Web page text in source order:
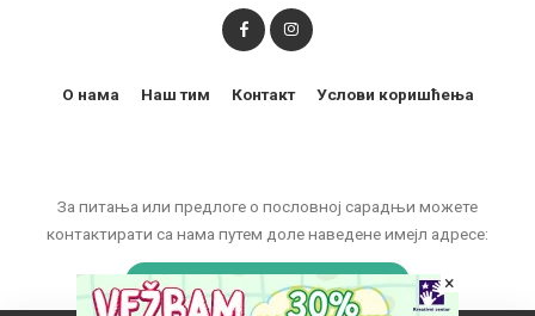
За питања или предлоге о пословној сарадњи можете
контактирати са нама путем доле наведене имејл адресе:
marketing@zelenaucionica.com
О нама Наш тим Контакт Услови коришћења
×